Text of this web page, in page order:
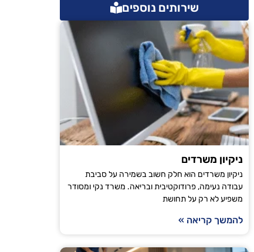
"אני עובדת עם טופ קלין כבר מספר חודשים וכל
מגיע בזמן, הניקיון יסודי והבית מרגיש רענן ונקי.
שירותים נוספים
ניקיון משרדים
ניקיון משרדים הוא חלק חשוב בשמירה על סביבת
עבודה נעימה, פרודוקטיבית ובריאה. משרד נקי ומסודר
משפיע לא רק על תחושת
להמשך קריאה »